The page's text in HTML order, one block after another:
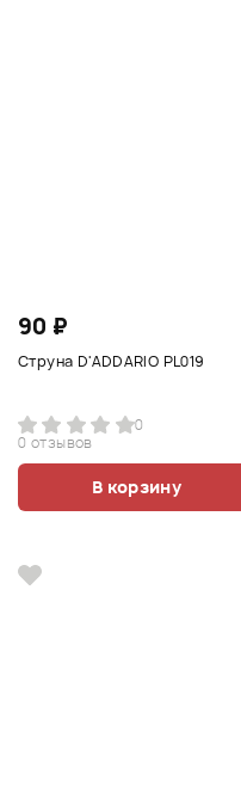
90 ₽
Струна D'ADDARIO PL019
0
0 отзывов
В корзину